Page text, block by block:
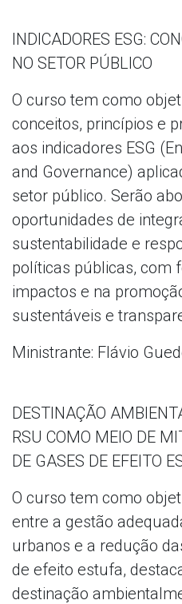
INDICADORES ESG:
NO SETOR PÚBLICO
O curso tem como
conceitos, princípios e
aos indicadores ESG
and Governance)
setor público. Serão
oportunidades de
sustentabilidade e
políticas públicas, com
impactos e na
sustentáveis e
Ministrante: Flávio
DESTINAÇÃO
RSU COMO MEIO DE
DE GASES DE EFEITO
O curso tem como
entre a gestão
urbanos e a redução
de efeito estufa,
destinação